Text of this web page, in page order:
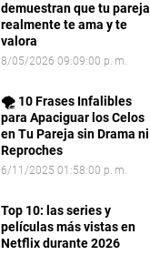
demuestran que tu pareja
realmente te ama y te
valora
8/05/2026 09:09:00 p. m.
🌪️ 10 Frases Infalibles
para Apaciguar los Celos
en Tu Pareja sin Drama ni
Reproches
6/11/2025 01:58:00 p. m.
Top 10: las series y
películas más vistas en
Netflix durante 2026